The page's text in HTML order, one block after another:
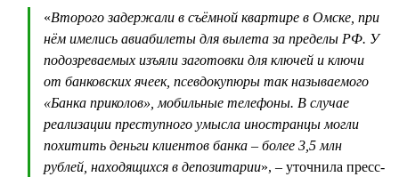
«Второго задержали в съёмной квартире в Омске, при
нём имелись авиабилеты для вылета за пределы РФ. У
подозреваемых изъяли заготовки для ключей и ключи
от банковских ячеек, псевдокупюры так называемого
«Банка приколов», мобильные телефоны. В случае
реализации преступного умысла иностранцы могли
похитить деньги клиентов банка – более 3,5 млн
рублей, находящихся в депозитарии», – уточнила пресс-